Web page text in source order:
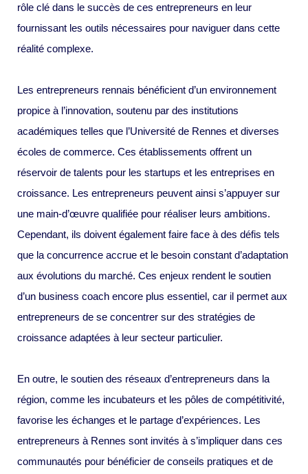
rôle clé dans le succès de ces entrepreneurs en leur
fournissant les outils nécessaires pour naviguer dans cette
réalité complexe.
Les entrepreneurs rennais bénéficient d’un environnement
propice à l’innovation, soutenu par des institutions
académiques telles que l’Université de Rennes et diverses
écoles de commerce. Ces établissements offrent un
réservoir de talents pour les startups et les entreprises en
croissance. Les entrepreneurs peuvent ainsi s’appuyer sur
une main-d’œuvre qualifiée pour réaliser leurs ambitions.
Cependant, ils doivent également faire face à des défis tels
que la concurrence accrue et le besoin constant d’adaptation
aux évolutions du marché. Ces enjeux rendent le soutien
d’un business coach encore plus essentiel, car il permet aux
entrepreneurs de se concentrer sur des stratégies de
croissance adaptées à leur secteur particulier.
En outre, le soutien des réseaux d’entrepreneurs dans la
région, comme les incubateurs et les pôles de compétitivité,
favorise les échanges et le partage d’expériences. Les
entrepreneurs à Rennes sont invités à s’impliquer dans ces
communautés pour bénéficier de conseils pratiques et de